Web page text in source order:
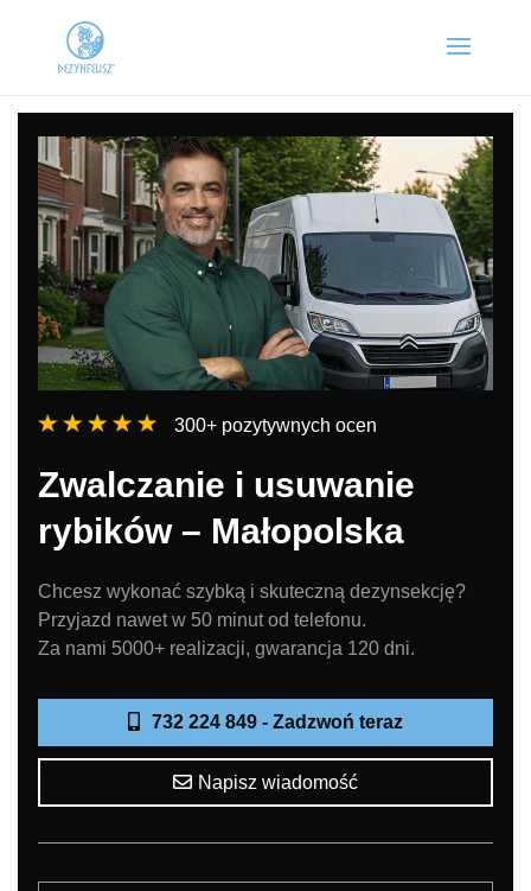
300+ pozytywnych ocen
Zwalczanie i usuwanie
rybików – Małopolska
Chcesz wykonać szybką i skuteczną dezynsekcję?
Przyjazd nawet w 50 minut od telefonu.
Za nami 5000+ realizacji, gwarancja 120 dni.
732 224 849 - Zadzwoń teraz
Napisz wiadomość